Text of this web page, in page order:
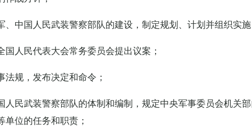
、中国人民武装警察部队的建设，制定规划、计划并组织实
国人民代表大会常务委员会提出议案；
法规，发布决定和命令；
人民武装警察部队的体制和编制，规定中央军事委员会机关
位的任务和职责；